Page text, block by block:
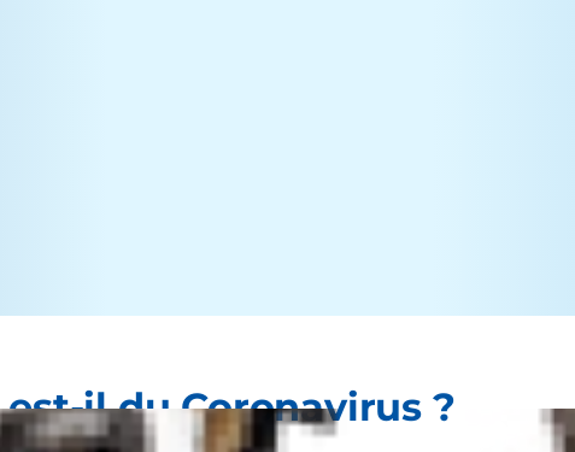
il du Coronavirus ?